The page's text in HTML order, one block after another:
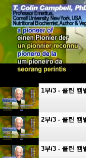
1부/3 - 콜린 캠
2부/3 - 콜린 캠
3부/3 - 콜린 캠